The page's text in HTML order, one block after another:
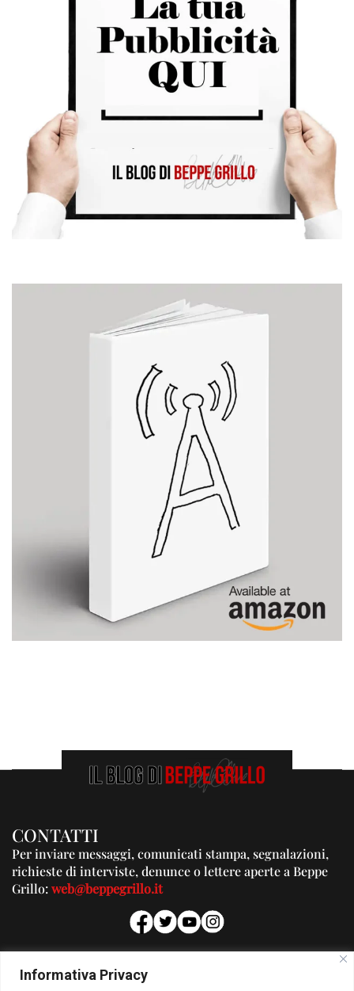
Informativa Privacy
CONTATTI
Per inviare messaggi, comunicati stampa, segnalazioni,
richieste di interviste, denunce o lettere aperte a Beppe
Grillo:web@beppegrillo.it
PUBBLICITA'
Per la tua pubblicità su questo Blog: